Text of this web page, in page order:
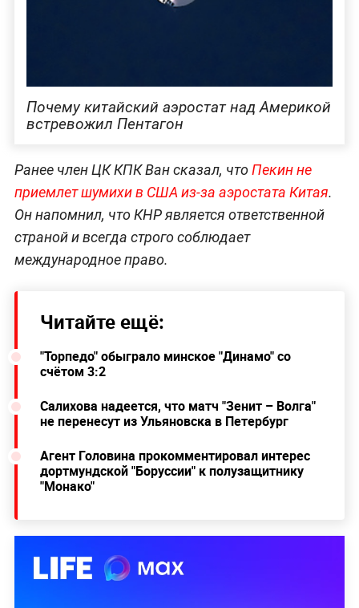
Почему китайский аэростат над Америкой
встревожил Пентагон
Ранее член ЦК КПК Ван сказал, чтоПекин не
приемлет шумихи в США из-за аэростата Китая.
Он напомнил, что КНР является ответственной
страной и всегда строго соблюдает
международное право.
Читайте ещё:
"Торпедо" обыграло минское "Динамо" со
счётом 3:2
Салихова надеется, что матч "Зенит – Волга"
не перенесут из Ульяновска в Петербург
Агент Головина прокомментировал интерес
дортмундской "Боруссии" к полузащитнику
"Монако"